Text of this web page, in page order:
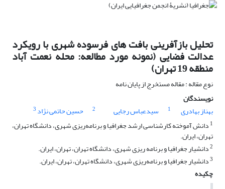
تحلیل بازآفرینی بافت های فرسوده شهری با رویکرد
عدالت فضایی (نمونه مورد مطالعه: محله نعمت آباد
منطقه 19 تهران)
نوع مقاله : مقاله مستخرج از پایان نامه
نویسندگان
بهناز بهادری
1 سیدعباس رجایی 2 حسین حاتمی نژاد 3
1 دانش آموخته کارشناسی ارشد جغرافیا و برنامه‌ریزی شهری، دانشگاه تهران،
تهران، ایران.
2دانشیار جغرافیا و برنامه ریزی شهری، دانشگاه تهران، تهران، ایران.
3دانشیار جغرافیا و برنامه‌ریزی شهری، دانشگاه تهران، تهران، ایران.
چکیده